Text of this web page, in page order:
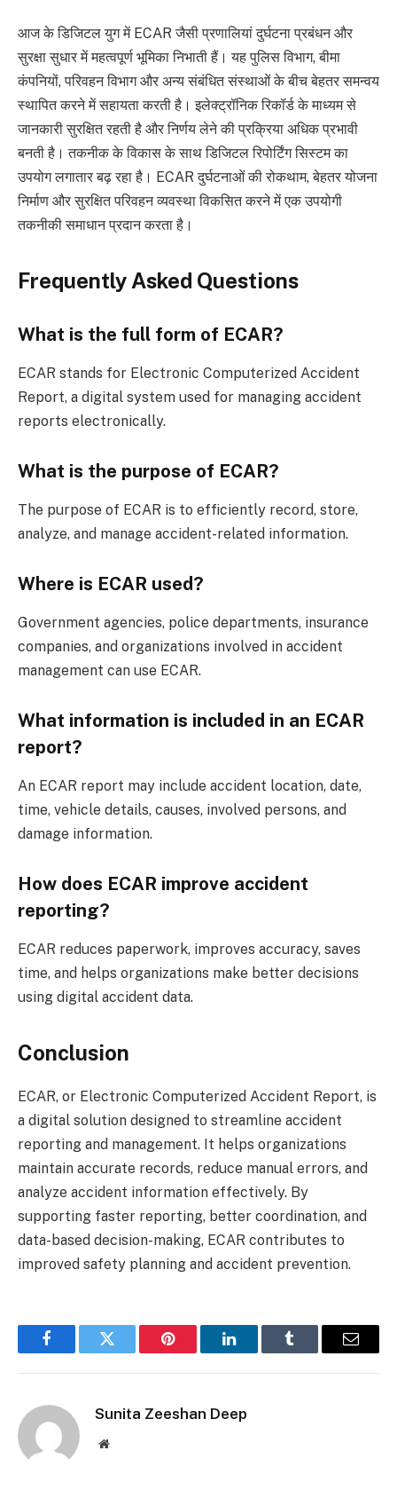
आज के डिजिटल युग में ECAR जैसी प्रणालियां दुर्घटना प्रबंधन और
सुरक्षा सुधार में महत्वपूर्ण भूमिका निभाती हैं। यह पुलिस विभाग, बीमा
कंपनियों, परिवहन विभाग और अन्य संबंधित संस्थाओं के बीच बेहतर समन्वय
स्थापित करने में सहायता करती है। इलेक्ट्रॉनिक रिकॉर्ड के माध्यम से
जानकारी सुरक्षित रहती है और निर्णय लेने की प्रक्रिया अधिक प्रभावी
बनती है। तकनीक के विकास के साथ डिजिटल रिपोर्टिंग सिस्टम का
उपयोग लगातार बढ़ रहा है। ECAR दुर्घटनाओं की रोकथाम, बेहतर योजना
निर्माण और सुरक्षित परिवहन व्यवस्था विकसित करने में एक उपयोगी
तकनीकी समाधान प्रदान करता है।
Frequently Asked Questions
What is the full form of ECAR?
ECAR stands for Electronic Computerized Accident
Report, a digital system used for managing accident
reports electronically.
What is the purpose of ECAR?
The purpose of ECAR is to efficiently record, store,
analyze, and manage accident-related information.
Where is ECAR used?
Government agencies, police departments, insurance
companies, and organizations involved in accident
management can use ECAR.
What information is included in an ECAR
report?
An ECAR report may include accident location, date,
time, vehicle details, causes, involved persons, and
damage information.
How does ECAR improve accident
reporting?
ECAR reduces paperwork, improves accuracy, saves
time, and helps organizations make better decisions
using digital accident data.
Conclusion
ECAR, or Electronic Computerized Accident Report, is
a digital solution designed to streamline accident
reporting and management. It helps organizations
maintain accurate records, reduce manual errors, and
analyze accident information effectively. By
supporting faster reporting, better coordination, and
data-based decision-making, ECAR contributes to
improved safety planning and accident prevention.
FacebookTwitter Pinterest LinkedInTumblr Email
Sunita Zeeshan Deep
Website